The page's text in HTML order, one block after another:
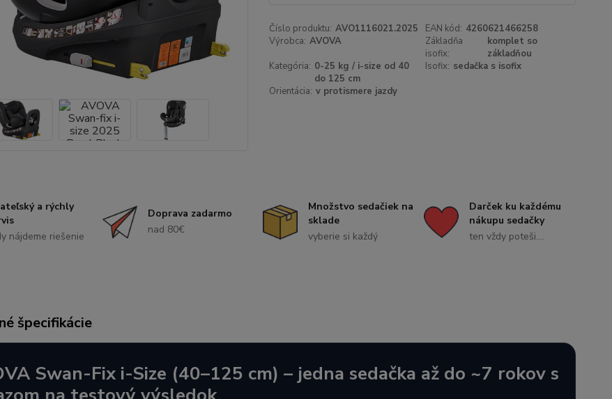
Číslo produktu: AVO1116021.2025 EAN kód: 4260621466258
Výrobca: AVOVA
Základňa
isofix:
komplet so
základňou
Kategória: 0-25 kg / i-size od 40
do 125 cm
Isofix: sedačka s isofix
Orientácia: v protismere jazdy
a rýchly
nájdeme riešenie
Doprava zadarmo
nad 80€
Množstvo sedačiek na
sklade
vyberie si každý
Darček ku každému
nákupu sedačky
ten vždy poteši....
špecifikácie
Swan-Fix i-Size (40–125 cm) – jedna sedačka až do ~7 rokov s